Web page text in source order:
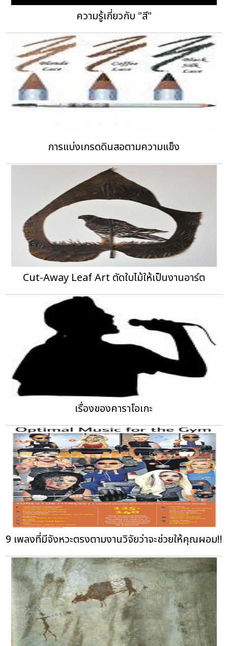
ความรู้เกี่ยวกับ "สี"
การแบ่งเกรดดินสอตามความแข็ง
Cut-Away Leaf Art ตัดใบไม้ให้เป็นงานอาร์ต
เรื่องของคาราโอเกะ
9 เพลงที่มีจังหวะตรงตามงานวิจัยว่าจะช่วยให้คุณผอม!!